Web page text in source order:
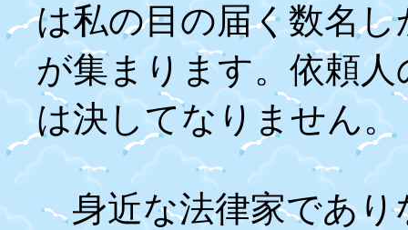
は私の目の届く数名
が集まります。依頼
は決してなりません。
身近な法律家であり